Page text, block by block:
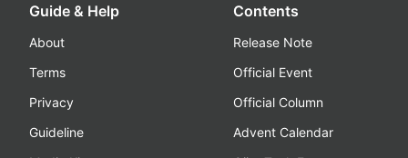
Guide & Help
About
Terms
Privacy
Guideline
Contents
Release Note
Official Event
Official Column
Advent Calendar